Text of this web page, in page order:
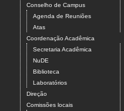
Conselho de Campus
Agenda de Reuniões
Atas
Coordenação Acadêmica
Secretaria Acadêmica
NuDE
Biblioteca
Laboratórios
Direção
Comissões locais